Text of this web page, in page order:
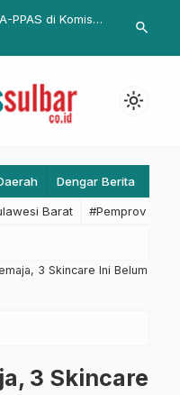
PPAS di Komisi 1
Menjangkau
Kallasearch
light_mode
Dengar Berita
Barat #Pemprov
3 Skincare Ini Belum
3 Skincare